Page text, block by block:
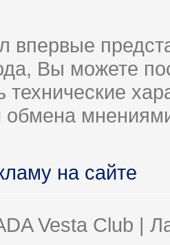
впервые
Вы можете
технические
на сайте
Vesta Club |